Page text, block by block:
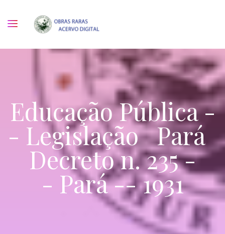
Educação Pública -
- Legislação Pará
Decreto n. 235 -
- Pará -- 1931